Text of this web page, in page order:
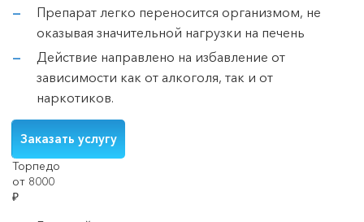
Препарат легко переносится организмом, не
оказывая значительной нагрузки на печень
Действие направлено на избавление от
зависимости как от алкоголя, так и от
наркотиков.
Заказать услугу
Торпедо
от 8000
₽